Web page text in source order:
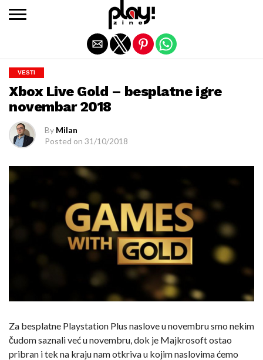
VESTI
Xbox Live Gold – besplatne igre
novembar 2018
By Milan
Posted on 31/10/2018
Za besplatne Playstation Plus naslove u novembru smo nekim
čudom saznali već u novembru, dok je Majkrosoft ostao
pribran i tek na kraju nam otkriva u kojim naslovima ćemo
Exit mobile version